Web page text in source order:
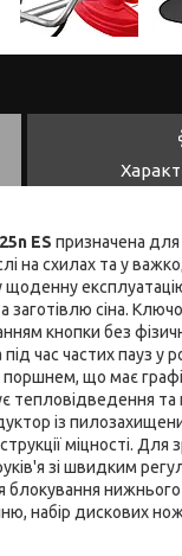
ES призначена для
на схилах та у
щоденну
сіна.
кнопки без
час частих пауз у
що має
із
міцності. Для
зі швидким
блокування
набір дискових